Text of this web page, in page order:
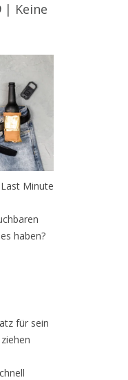
| Keine
Minute
haben?
für sein